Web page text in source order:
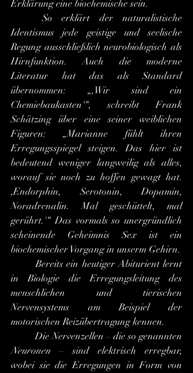
Erklärung eine biochemische sein.
	So erklärt der naturalistische
Identismus jede geistige und seelische
Regung ausschließlich neurobiologisch als
Hirnfunktion. Auch die moderne
Literatur hat das als Standard
übernommen: „,Wir sind ein
Chemiebaukasten'“, schreibt Frank
Schätzing über eine seiner weiblichen
Figuren: „Marianne fühlt ihren
Erregungsspiegel steigen. Das hier ist
bedeutend weniger langweilig als alles,
worauf sie noch zu hoffen gewagt hat.
,Endorphin, Serotonin, Dopamin,
Noradrenalin. Mal geschüttelt, mal
gerührt.'“ Das vormals so unergründlich
scheinende Geheimnis Sex ist ein
	Bereits ein heutiger Abiturient lernt
in Biologie die Erregungsleitung des
menschlichen und tierischen
Nervensystems am Beispiel der
motorischen Reizübertragung kennen.
Neuronen – sind elektrisch erregbar,